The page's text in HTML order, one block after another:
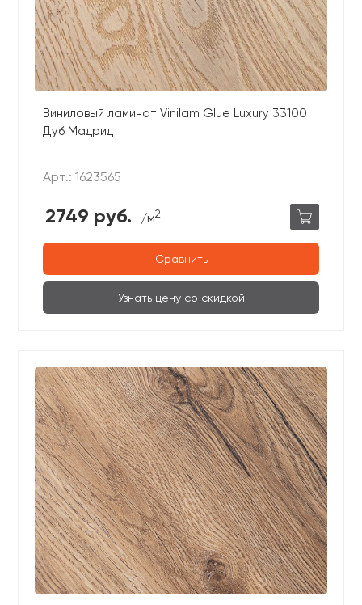
Виниловый ламинат Vinilam Glue Luxury 33100
Дуб Мадрид
Арт.: 1623565
2749 руб. /м2
Сравнить
Узнать цену со скидкой